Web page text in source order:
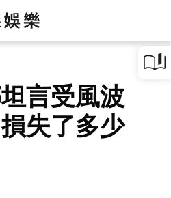
言受風波
失了多少